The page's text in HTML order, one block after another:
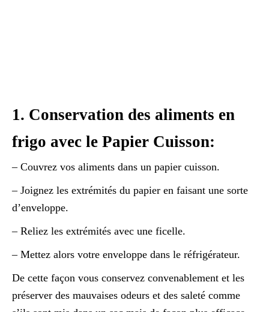
1. Conservation des aliments en
frigo avec le Papier Cuisson:
– Couvrez vos aliments dans un papier cuisson.
– Joignez les extrémités du papier en faisant une sorte
d’enveloppe.
– Reliez les extrémités avec une ficelle.
– Mettez alors votre enveloppe dans le réfrigérateur.
De cette façon vous conservez convenablement et les
préserver des mauvaises odeurs et des saleté comme